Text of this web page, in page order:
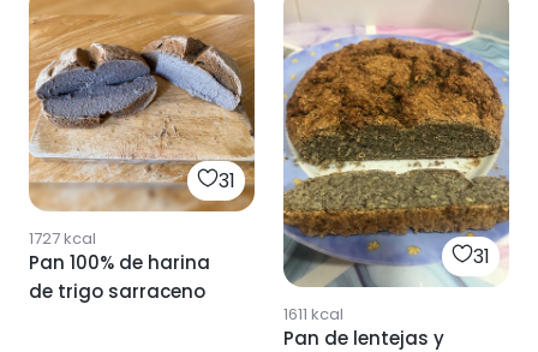
31
1727kcal
Pan 100% de harina
de trigo sarraceno
31
1611 kcal
Pan de lentejas y